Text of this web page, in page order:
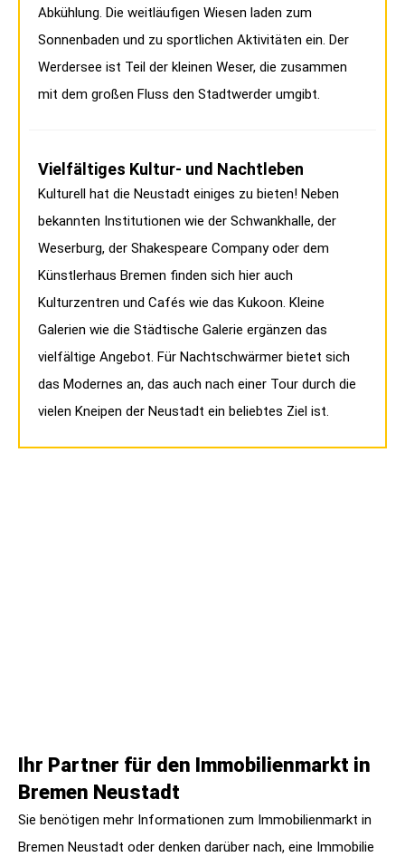
Abkühlung. Die weitläufigen Wiesen laden zum
Sonnenbaden und zu sportlichen Aktivitäten ein. Der
Werdersee ist Teil der kleinen Weser, die zusammen
mit dem großen Fluss den Stadtwerder umgibt.
Vielfältiges Kultur- und Nachtleben
Kulturell hat die Neustadt einiges zu bieten! Neben
bekannten Institutionen wie der Schwankhalle, der
Weserburg, der Shakespeare Company oder dem
Künstlerhaus Bremen finden sich hier auch
Kulturzentren und Cafés wie das Kukoon. Kleine
Galerien wie die Städtische Galerie ergänzen das
vielfältige Angebot. Für Nachtschwärmer bietet sich
das Modernes an, das auch nach einer Tour durch die
vielen Kneipen der Neustadt ein beliebtes Ziel ist.
Ihr Partner für den Immobilienmarkt in
Bremen Neustadt
Sie benötigen mehr Informationen zum Immobilienmarkt in
Bremen Neustadt oder denken darüber nach, eine Immobilie